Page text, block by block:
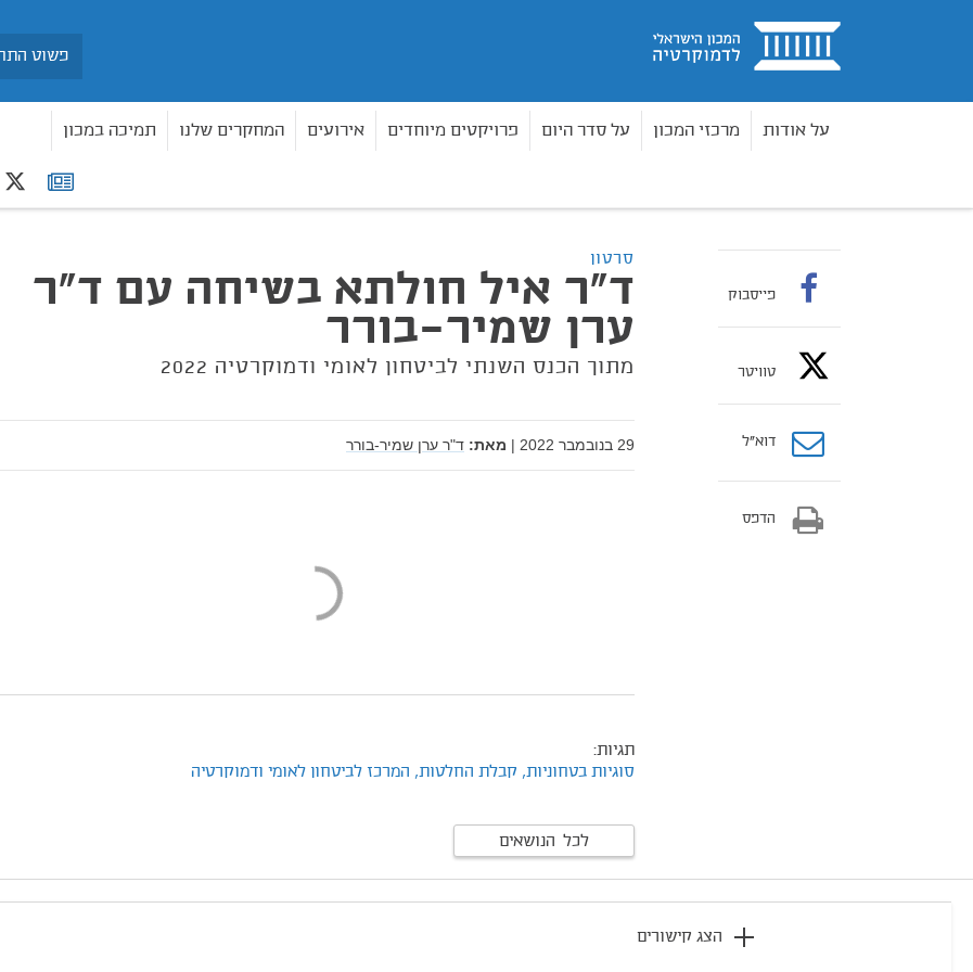
בית
על אודות מרכזי המכון על סדר היום פרויקטים מיוחדים אירועים המחקרים שלנו תמיכה במכון
רשימת
תפוצה
סרטון
ד"ר איל חולתא בשיחה עם ד"ר
ערן שמיר־בורר
מתוך הכנס השנתי לביטחון לאומי ודמוקרטיה 2022
29 בנובמבר 2022 | מאת: ד"ר ערן שמיר-בורר
תגיות:
סוגיות בטחוניות, קבלת החלטות, המרכז לביטחון לאומי ודמוקרטיה
לכל הנושאים
פייסבוק
טוויטר
דוא”ל
הדפס
footer
הצג קישורים